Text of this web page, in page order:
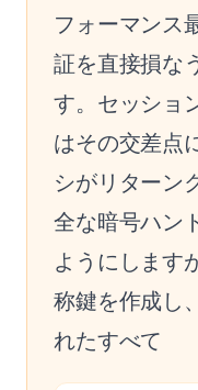
フォーマンス
証を直接損な
す。セッショ
はその交差点
シがリターン
全な暗号ハン
ようにします
称鍵を作成し
れたすべて